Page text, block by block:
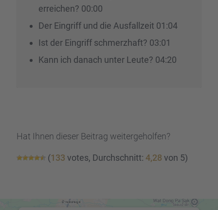
errei­chen? 00:00
Der Eingriff und die Ausfall­zeit 01:04
Ist der Eingriff schmerz­haft? 03:01
Kann ich danach unter Leute? 04:20
Hat Ihnen dieser Beitrag weiter­ge­hol­fen?
(133 votes, Durch­schnitt: 4,28 von 5)